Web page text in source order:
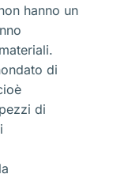
hanno un
di
di